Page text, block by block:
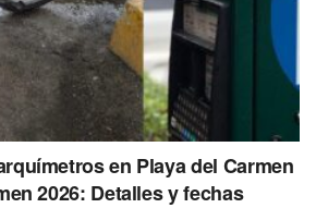
en Playa del Carmen
2026: Detalles y fechas